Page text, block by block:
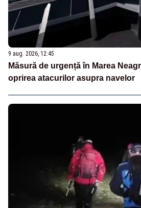
9 aug. 2026, 12:45
Măsură de urgență în Marea
oprirea atacurilor asupra navelor